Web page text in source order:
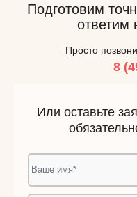
Подготовим
ответим
Просто
8
Или оставьте